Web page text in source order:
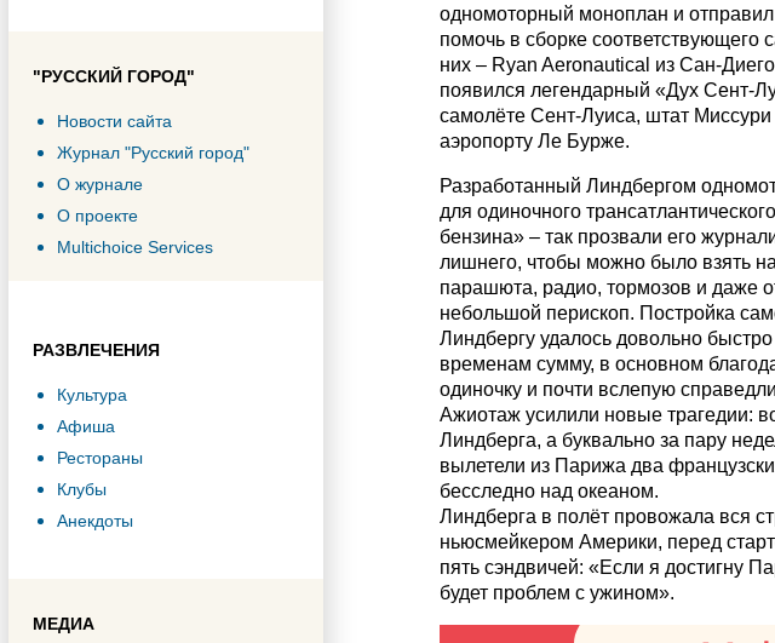
"РУССКИЙ ГОРОД"
Новости сайта
Журнал "Русский город"
О журнале
О проекте
Multichoice Services
РАЗВЛЕЧЕНИЯ
Культура
Афиша
Рестораны
Клубы
Анекдоты
МЕДИА
одномоторный моноплан и
помочь в сборке соответствующего
них – Ryan Aeronautical из Сан-
появился легендарный «Дух Сент-
самолёте Сент-Луиса, штат
аэропорту Ле Бурже.
Разработанный Линдбергом
для одиночного
бензина» – так прозвали его
лишнего, чтобы можно было взять
парашюта, радио, тормозов и даже
небольшой перископ. Постройка
Линдбергу удалось довольно
временам сумму, в основном
одиночку и почти вслепую
Ажиотаж усилили новые трагедии:
Линдберга, а буквально за пару
вылетели из Парижа два
бесследно над океаном.
Линдберга в полёт провожала вся
ньюсмейкером Америки, перед
пять сэндвичей: «Если я достигну
будет проблем с ужином».